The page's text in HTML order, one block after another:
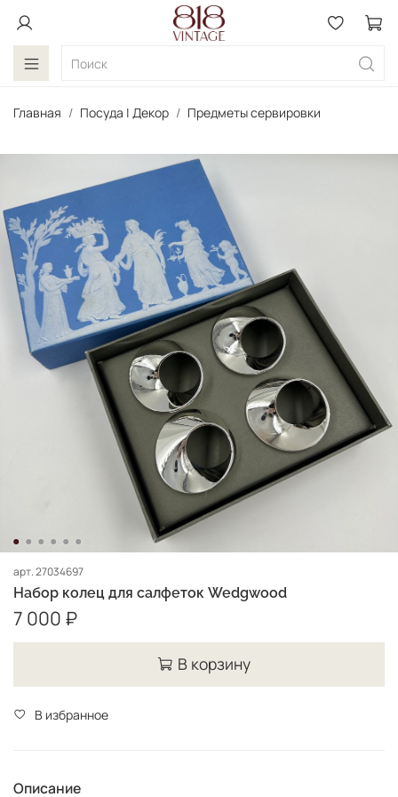
Главная Посуда | Декор Предметы сервировки
арт.27034697
Набор колец для салфеток Wedgwood
7 000 ₽
В корзину
В избранное
Описание